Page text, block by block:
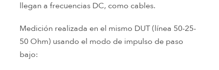
llegan a frecuencias DC, como cables.
Medición realizada en el mismo DUT (línea 50-25-
50 Ohm) usando el modo de impulso de paso
bajo: